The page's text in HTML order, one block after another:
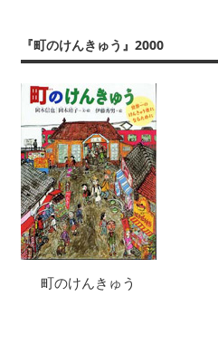
『町のけんきゅう』2000
町のけんきゅう